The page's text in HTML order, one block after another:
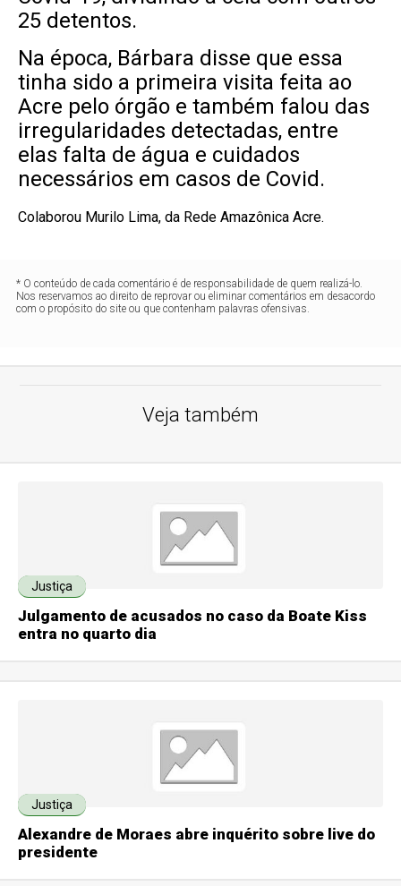
25 detentos.
Na época, Bárbara disse que essa
tinha sido a primeira visita feita ao
Acre pelo órgão e também falou das
irregularidades detectadas, entre
elas falta de água e cuidados
necessários em casos de Covid.
Colaborou Murilo Lima, da Rede Amazônica Acre.
* O conteúdo de cada comentário é de responsabilidade de quem realizá-lo.
Nos reservamos ao direito de reprovar ou eliminar comentários em desacordo
com o propósito do site ou que contenham palavras ofensivas.
Veja também
Justiça
Julgamento de acusados no caso da Boate Kiss
entra no quarto dia
Justiça
Alexandre de Moraes abre inquérito sobre live do
presidente